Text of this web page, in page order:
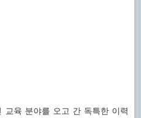
육 분야를 오고 간 독특한 이력